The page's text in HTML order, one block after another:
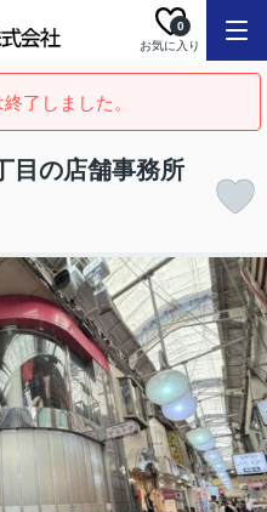
お気に入り
0
了しました。
目の店舗事務所